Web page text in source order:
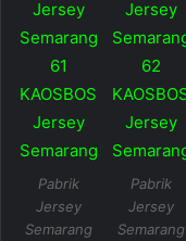
Pabrik
Jersey
Semarang
Pabrik
Jersey
Semarang